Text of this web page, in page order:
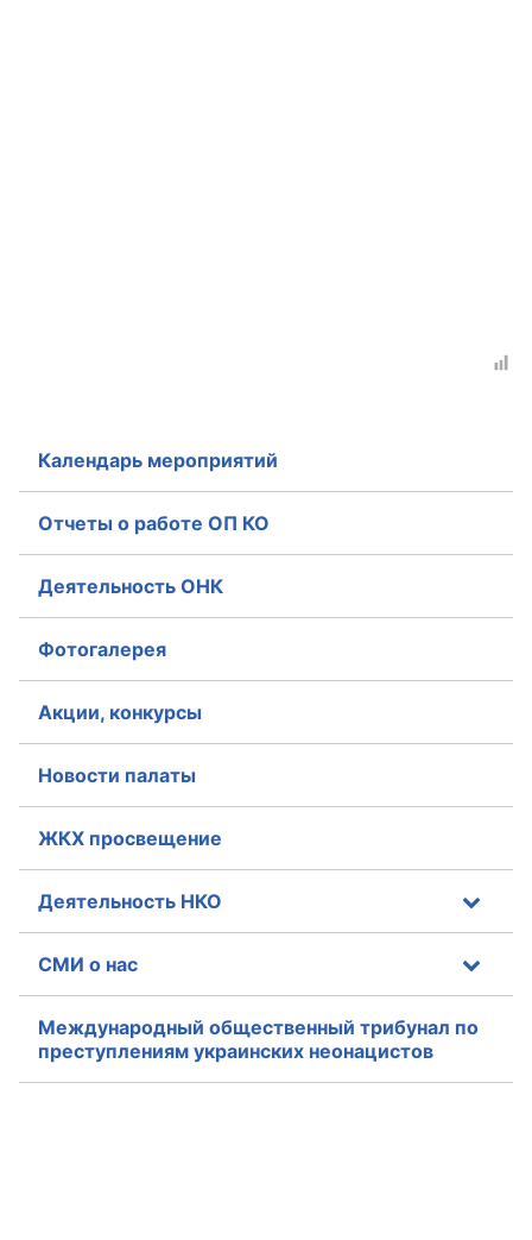
Календарь мероприятий
Отчеты о работе ОП КО
Деятельность ОНК
Фотогалерея
Акции, конкурсы
Новости палаты
ЖКХ просвещение
Деятельность НКО
СМИ о нас
Международный общественный трибунал по
преступлениям украинских неонацистов